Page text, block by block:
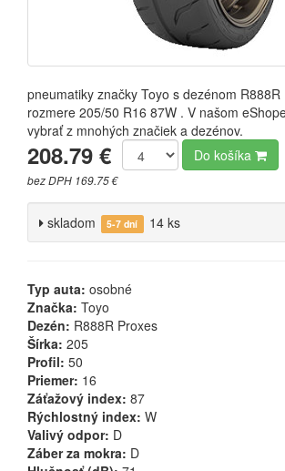
pneumatiky značky Toyo s dezénom R888R
rozmere 205/50 R16 87W . V našom
vybrať z mnohých značiek a dezénov.
208.79 €
bez DPH 169.75 €
Do košíka
skladom 5-7 dní 14 ks
Typ auta: osobné
Značka: Toyo
Dezén: R888R Proxes
Šírka: 205
Profil: 50
Priemer: 16
Záťažový index: 87
Rýchlostný index: W
Valivý odpor: D
Záber za mokra: D